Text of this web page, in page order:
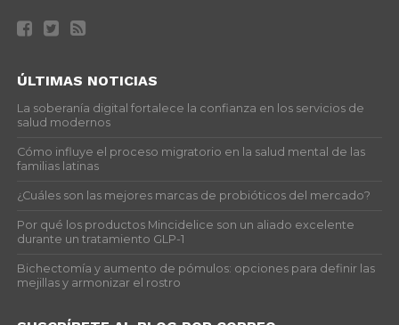
ÚLTIMAS NOTICIAS
La soberanía digital fortalece la confianza en los servicios de
salud modernos
Cómo influye el proceso migratorio en la salud mental de las
familias latinas
¿Cuáles son las mejores marcas de probióticos del mercado?
Por qué los productos Mincidelice son un aliado excelente
durante un tratamiento GLP-1
Bichectomía y aumento de pómulos: opciones para definir las
mejillas y armonizar el rostro